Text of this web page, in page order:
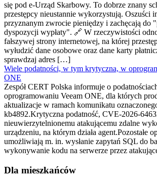
się pod e-Urząd Skarbowy. To dobrze znany
przestępcy nieustannie wykorzystują. Oszuści
przyznanym zwrocie pieniędzy i zachęcają do
dyspozycji wypłaty". 🔗 W rzeczywistości
fałszywej strony internetowej, na której
wyłudzić dane osobowe oraz dane karty
sprawdzaj adres […]
Wiele podatności, w tym krytyczna, w
ONE
Zespół CERT Polska informuje o
oprogramowaniu Veeam ONE, dla których
aktualizacje w ramach komunikatu
kb4892.Krytyczna podatność, CVE-2026-
nieuwierzytelnionemu atakującemu zdalne
urządzeniu, na którym działa agent.Pozostałe
umożliwiają m. in. wysłanie zapytań SQL do
wykonywanie kodu na serwerze przez
Dla mieszkańców